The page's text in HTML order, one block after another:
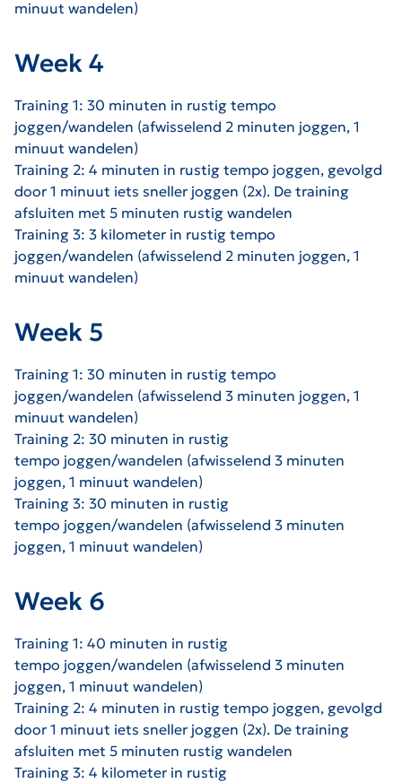
minuut wandelen)
Week 4
Training 1: 30 minuten in rustig tempo
joggen/wandelen (afwisselend 2 minuten joggen, 1
minuut wandelen)
Training 2: 4 minuten in rustig tempo joggen, gevolgd
door 1 minuut iets sneller joggen (2x). De training
afsluiten met 5 minuten rustig wandelen
Training 3: 3 kilometer in rustig tempo
joggen/wandelen (afwisselend 2 minuten joggen, 1
minuut wandelen)
Week 5
Training 1: 30 minuten in rustig tempo
joggen/wandelen (afwisselend 3 minuten joggen, 1
minuut wandelen)
Training 2: 30 minuten in rustig
tempo joggen/wandelen (afwisselend 3 minuten
joggen, 1 minuut wandelen)
Training 3: 30 minuten in rustig
tempo joggen/wandelen (afwisselend 3 minuten
joggen, 1 minuut wandelen)
Week 6
Training 1: 40 minuten in rustig
tempo joggen/wandelen (afwisselend 3 minuten
joggen, 1 minuut wandelen)
Training 2: 4 minuten in rustig tempo joggen, gevolgd
door 1 minuut iets sneller joggen (2x). De training
afsluiten met 5 minuten rustig wandelen
Training 3: 4 kilometer in rustig